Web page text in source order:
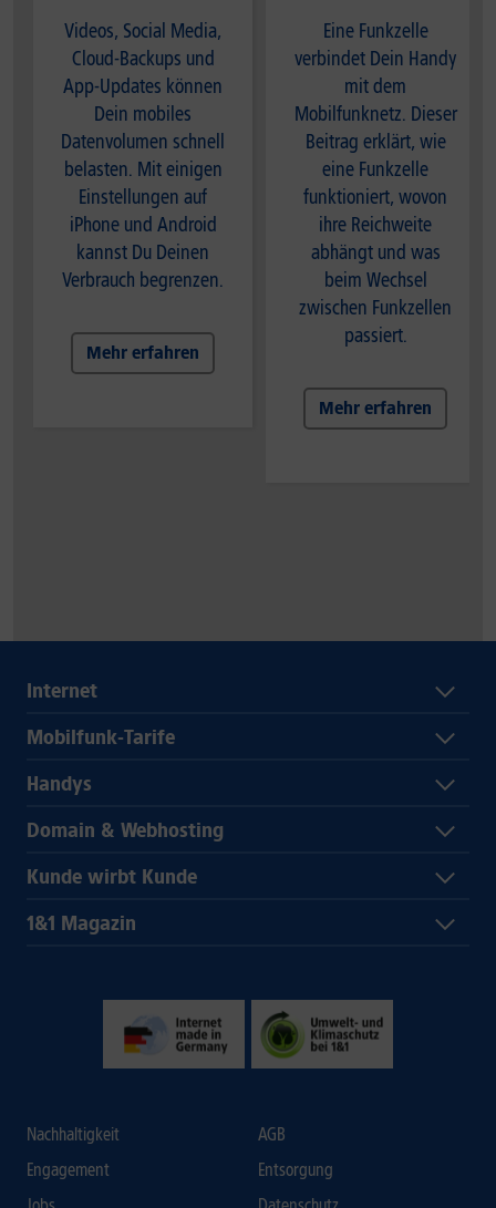
Videos, Social Media,
Cloud-Backups und
App-Updates können
Dein mobiles
Datenvolumen schnell
belasten. Mit einigen
Einstellungen auf
iPhone und Android
kannst Du Deinen
Verbrauch begrenzen.
Mehr erfahren
Eine Funkzelle
verbindet Dein Handy
mit dem
Mobilfunknetz. Dieser
Beitrag erklärt, wie
eine Funkzelle
funktioniert, wovon
ihre Reichweite
abhängt und was
beim Wechsel
zwischen Funkzellen
passiert.
Mehr erfahren
Internet
Mobilfunk-Tarife
Handys
Domain & Webhosting
Kunde wirbt Kunde
1&1 Magazin
Nachhaltigkeit
Engagement
AGB
Entsorgung